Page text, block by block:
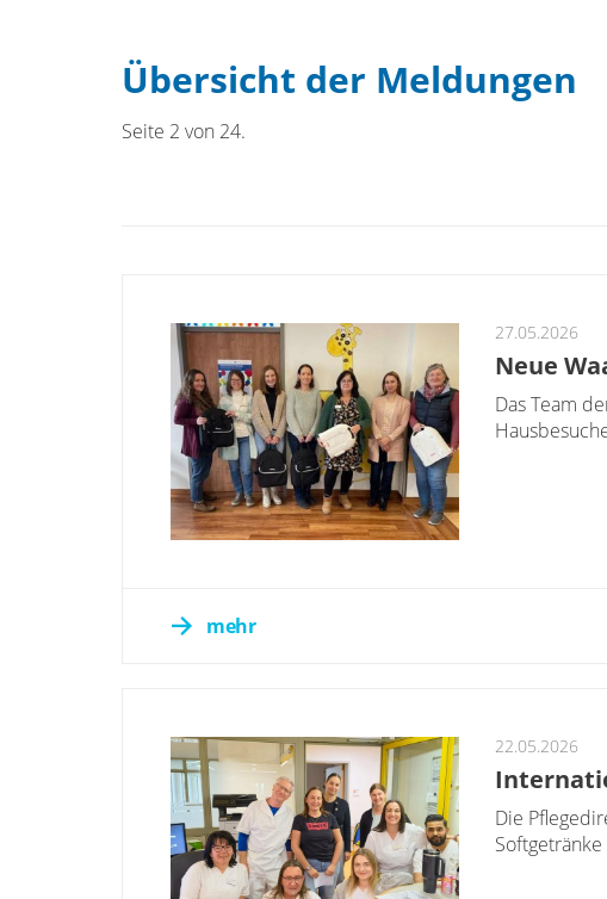
Übersicht der Meldungen
Seite 2 von 24.
27.05.2026
Neue
Das Team
mehr
22.05.2026
Die